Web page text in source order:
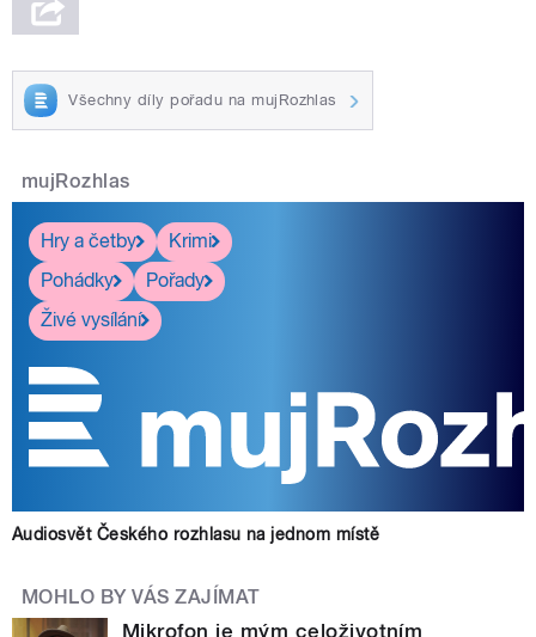
Všechny díly pořadu na mujRozhlas
mujRozhlas
Hry a četby
Krimi
Pohádky
Pořady
Živé vysílání
Audiosvět Českého rozhlasu na jednom místě
MOHLO BY VÁS ZAJÍMAT
Mikrofon je mým celoživotním